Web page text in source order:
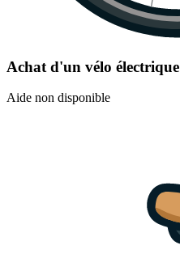
Achat d'un vélo électrique
Aide non disponible